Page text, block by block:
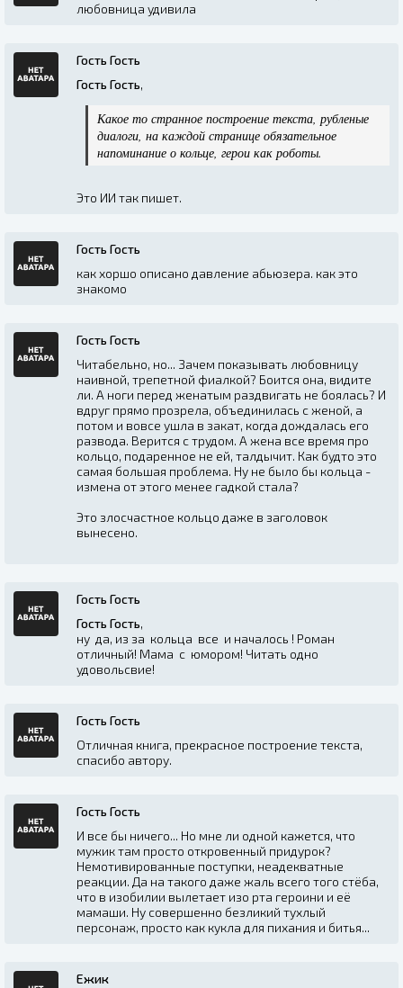
любовница удивила
Гость Гость
Гость Гость,
Какое то странное построение текста, рубленые
диалоги, на каждой странице обязательное
напоминание о кольце, герои как роботы.
Это ИИ так пишет.
Гость Гость
как хоршо описано давление абьюзера. как это
знакомо
Гость Гость
Читабельно, но... Зачем показывать любовницу
наивной, трепетной фиалкой? Боится она, видите
ли. А ноги перед женатым раздвигать не боялась? И
вдруг прямо прозрела, объединилась с женой, а
потом и вовсе ушла в закат, когда дождалась его
развода. Верится с трудом. А жена все время про
кольцо, подаренное не ей, талдычит. Как будто это
самая большая проблема. Ну не было бы кольца -
измена от этого менее гадкой стала?
Это злосчастное кольцо даже в заголовок
вынесено.
Гость Гость
Гость Гость,
ну да, из за кольца все и началось ! Роман
отличный! Мама с юмором! Читать одно
удовольсвие!
Гость Гость
Отличная книга, прекрасное построение текста,
спасибо автору.
Гость Гость
И все бы ничего... Но мне ли одной кажется, что
мужик там просто откровенный придурок?
Немотивированные поступки, неадекватные
реакции. Да на такого даже жаль всего того стëба,
что в изобилии вылетает изо рта героини и еë
мамаши. Ну совершенно безликий тухлый
персонаж, просто как кукла для пихания и битья...
Ежик